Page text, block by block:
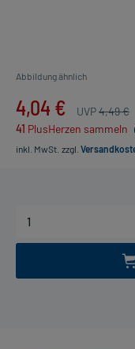
Abbildung ähnlich
4,04 € UVP4,49 €
41 PlusHerzen sammeln
inkl. MwSt. zzgl.